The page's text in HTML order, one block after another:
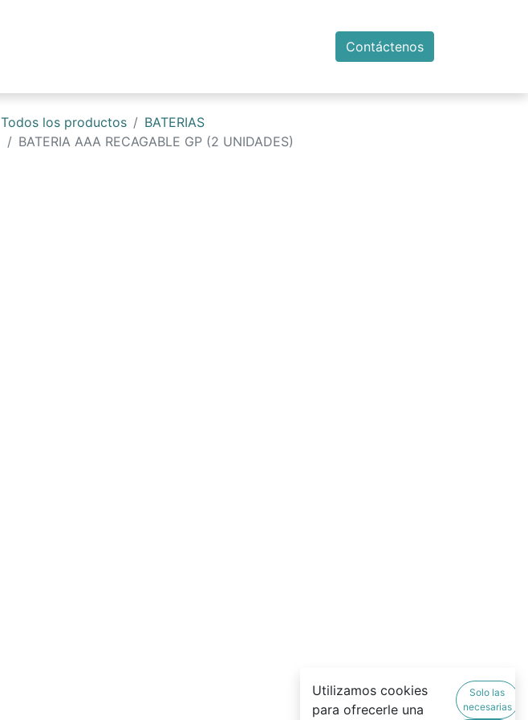
Contáctenos
Todos los productos
BATERIAS
BATERIA AAA RECAGABLE GP (2 UNIDADES)
Utilizamos cookies
para ofrecerle una
Solo las
necesarias